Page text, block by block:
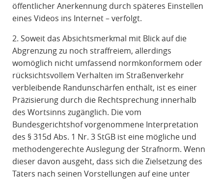
öffentlicher Anerkennung durch späteres Einstellen
eines Videos ins Internet – verfolgt.
2. Soweit das Absichtsmerkmal mit Blick auf die
Abgrenzung zu noch straffreiem, allerdings
womöglich nicht umfassend normkonformem oder
rücksichtsvollem Verhalten im Straßenverkehr
verbleibende Randunschärfen enthält, ist es einer
Präzisierung durch die Rechtsprechung innerhalb
des Wortsinns zugänglich. Die vom
Bundesgerichtshof vorgenommene Interpretation
des § 315d Abs. 1 Nr. 3 StGB ist eine mögliche und
methodengerechte Auslegung der Strafnorm. Wenn
dieser davon ausgeht, dass sich die Zielsetzung des
Täters nach seinen Vorstellungen auf eine unter